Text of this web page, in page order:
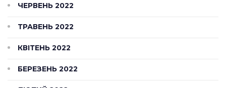
ЧЕРВЕНЬ 2022
ТРАВЕНЬ 2022
КВІТЕНЬ 2022
БЕРЕЗЕНЬ 2022